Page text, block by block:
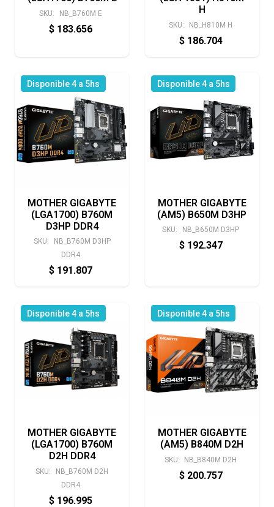
SKU: NB_B760M E
$ 183.656
H
SKU: NB_H810M H
$ 186.704
Disponible 4 a 5hs
MOTHER GIGABYTE
(LGA1700) B760M
D3HP DDR4
SKU:
NB_B760M D3HP
DDR4
$ 191.807
Disponible 4 a 5hs
MOTHER GIGABYTE
(AM5) B650M D3HP
SKU: NB_B650M D3HP
$ 192.347
Disponible 4 a 5hs
MOTHER GIGABYTE
(LGA1700) B760M
D2H DDR4
SKU:
NB_B760M D2H
DDR4
$ 196.995
Disponible 4 a 5hs
MOTHER GIGABYTE
(AM5) B840M D2H
SKU: NB_B840M D2H
$ 200.757